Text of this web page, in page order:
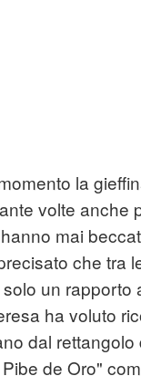
la
volte anche
mai
che tra
un rapporto
ha voluto
dal rettangolo
de Oro"